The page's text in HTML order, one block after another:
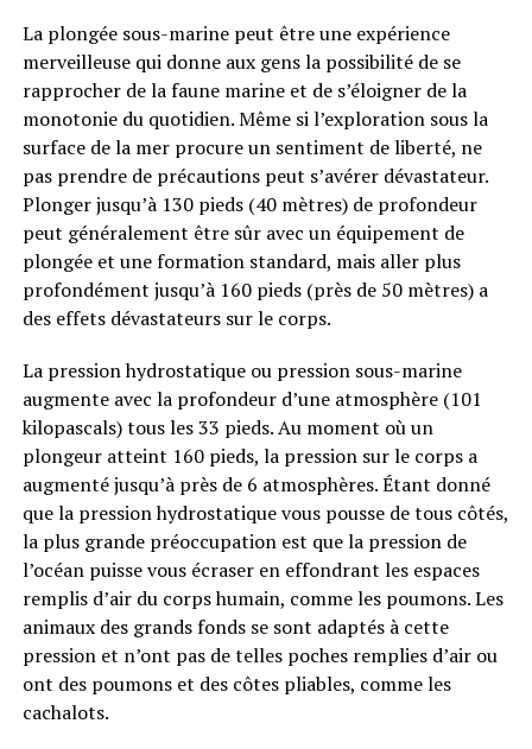
La plongée sous-marine peut être une expérience
merveilleuse qui donne aux gens la possibilité de se
rapprocher de la faune marine et de s’éloigner de la
monotonie du quotidien. Même si l’exploration sous la
surface de la mer procure un sentiment de liberté, ne
pas prendre de précautions peut s’avérer dévastateur.
Plonger jusqu’à 130 pieds (40 mètres) de profondeur
peut généralement être sûr avec un équipement de
plongée et une formation standard, mais aller plus
profondément jusqu’à 160 pieds (près de 50 mètres) a
des effets dévastateurs sur le corps.
La pression hydrostatique ou pression sous-marine
augmente avec la profondeur d’une atmosphère (101
kilopascals) tous les 33 pieds. Au moment où un
plongeur atteint 160 pieds, la pression sur le corps a
augmenté jusqu’à près de 6 atmosphères. Étant donné
que la pression hydrostatique vous pousse de tous côtés,
la plus grande préoccupation est que la pression de
l’océan puisse vous écraser en effondrant les espaces
remplis d’air du corps humain, comme les poumons. Les
animaux des grands fonds se sont adaptés à cette
pression et n’ont pas de telles poches remplies d’air ou
ont des poumons et des côtes pliables, comme les
cachalots.